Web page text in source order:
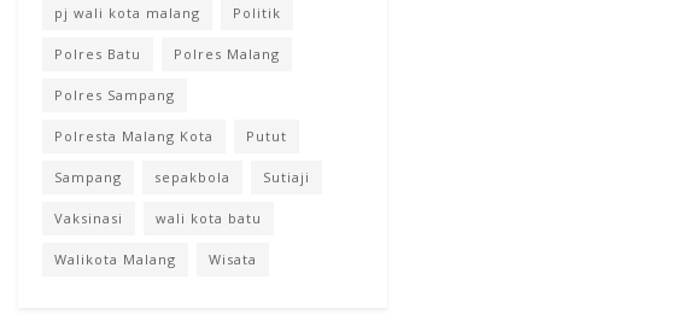
pj wali kota malang Politik
Polres Batu Polres Malang
Polres Sampang
Polresta Malang Kota Putut
Sampang sepakbola Sutiaji
Vaksinasi wali kota batu
Walikota Malang Wisata